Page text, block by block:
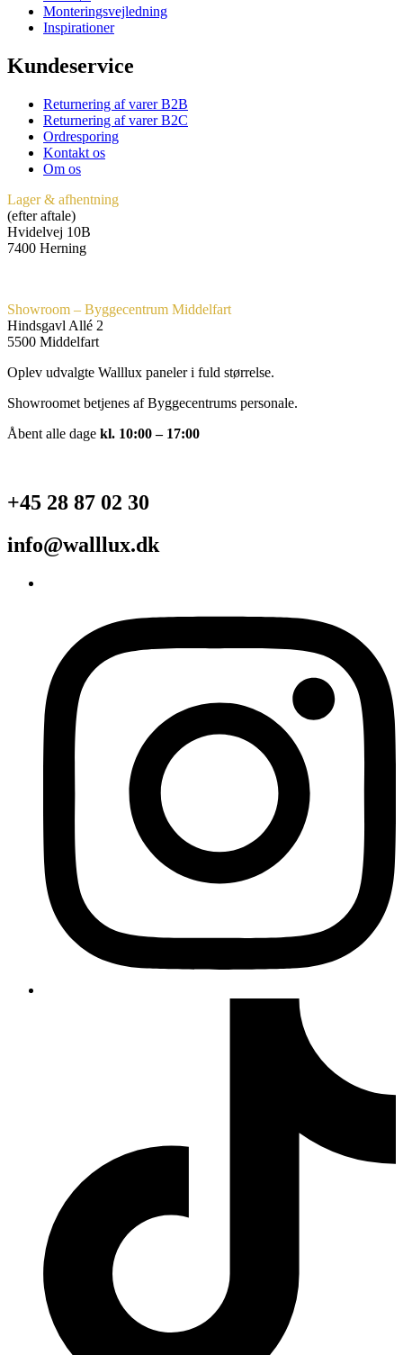
Monteringsvejledning
Inspirationer
Kundeservice
Returnering af varer B2B
Returnering af varer B2C
Ordresporing
Kontakt os
Om os
Lager & afhentning
(efter aftale)
Hvidelvej 10B
7400 Herning
Showroom – Byggecentrum Middelfart
Hindsgavl Allé 2
5500 Middelfart
Oplev udvalgte Walllux paneler i fuld størrelse.
Showroomet betjenes af Byggecentrums personale.
Åbent alle dage kl. 10:00 – 17:00
+45 28 87 02 30
info@walllux.dk